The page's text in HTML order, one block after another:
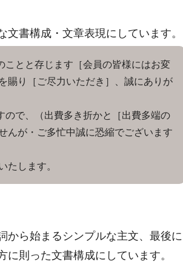
書構成・文章表現にしています。
とと存じます［会員の皆様にはお変
賜り［ご尽力いただき］、誠にありが
で、（出費多き折かと［出費多端の
んが・ご多忙中誠に恐縮でございます
します。
から始まるシンプルな主文、最後に
則った文書構成にしています。